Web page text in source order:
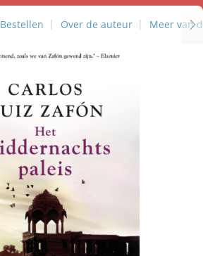
Bestellen Over de auteur Meer van